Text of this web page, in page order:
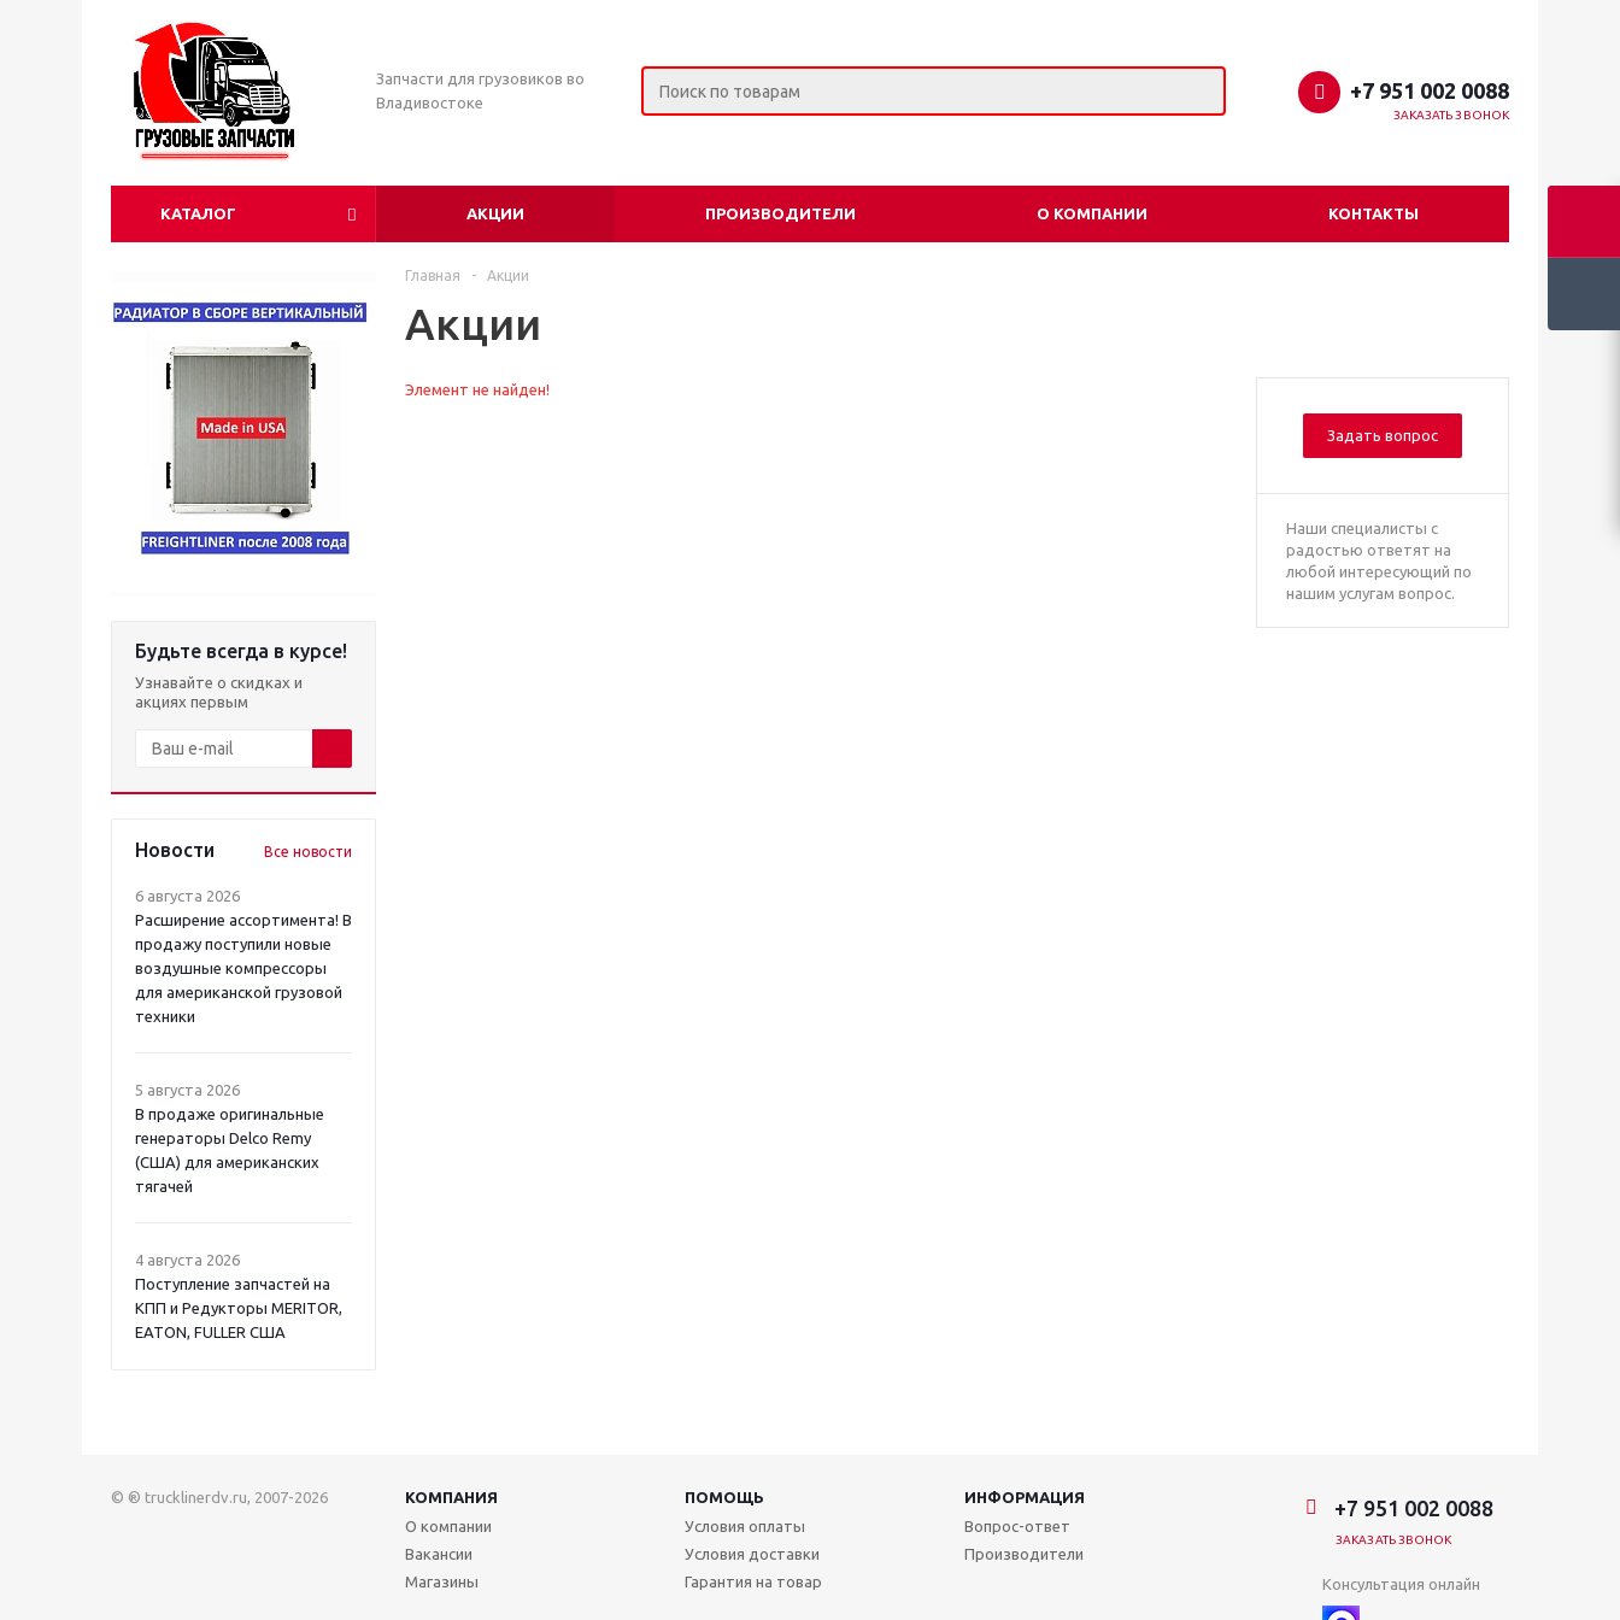
Запчасти для грузовиков во
Владивостоке
+7 951 002 0088
ЗАКАЗАТЬ ЗВОНОК
КАТАЛОГ АКЦИИ ПРОИЗВОДИТЕЛИ О КОМПАНИИ КОНТАКТЫ
Будьте всегда в курсе!
Узнавайте о скидках и
акциях первым
Новости Все новости
6 августа 2026
Расширение ассортимента! В
продажу поступили новые
воздушные компрессоры
для американской грузовой
техники
5 августа 2026
В продаже оригинальные
генераторы Delco Remy
(США) для американских
тягачей
4 августа 2026
Поступление запчастей на
КПП и Редукторы MERITOR,
EATON, FULLER США
Главная - Акции
Акции
Задать вопрос
Наши специалисты с
радостью ответят на
любой интересующий по
нашим услугам вопрос.
Элемент не найден!
© ® trucklinerdv.ru, 2007-2026 КОМПАНИЯ ПОМОЩЬ
ИНФОРМАЦИЯ
О компании
Вакансии
Магазины
Условия оплаты
Условия доставки
Гарантия на товар
Вопрос-ответ
Производители
+7 951 002 0088
ЗАКАЗАТЬ ЗВОНОК
Консультация онлайн